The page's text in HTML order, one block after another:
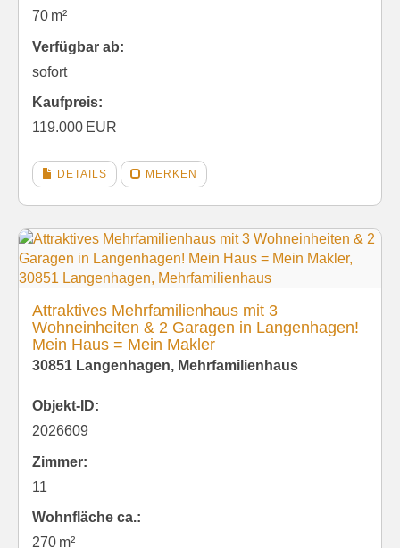
70 m²
Verfügbar ab:
sofort
Kaufpreis:
119.000 EUR
DETAILS MERKEN
Attraktives Mehrfamilienhaus mit 3
Wohneinheiten & 2 Garagen in Langenhagen!
Mein Haus = Mein Makler
30851 Langenhagen, Mehrfamilienhaus
Objekt-ID:
2026609
Zimmer:
11
Wohnfläche ca.:
270 m²